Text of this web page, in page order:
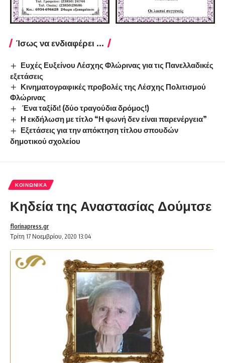
Ίσως να ενδιαφέρει ...
Ευχές Ευξείνου Λέσχης Φλώρινας για τις Πανελλαδικές
εξετάσεις
Κινηματογραφικές προβολές της Λέσχης Πολιτισμού
Φλώρινας
Ένα ταξίδι! (δύο τραγούδια δρόμος!)
Η εκδήλωση με τίτλο “Η φωνή δεν είναι παρενέργεια”
Εξετάσεις για την απόκτηση τίτλου σπουδών
δημοτικού σχολείου
ΚΟΙΝΩΝΙΚΆ
Κηδεία της Αναστασίας Δούμτσε
Τρίτη 17 Νοεμβρίου, 2020 13:04
florinapress.gr